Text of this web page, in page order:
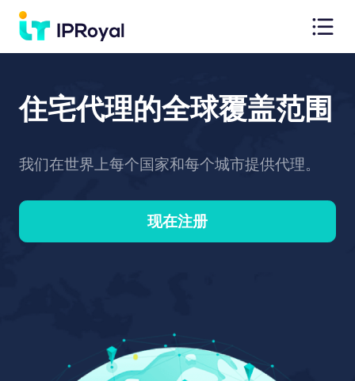
住宅代理的全球覆盖范围
我们在世界上每个国家和每个城市提供代理。
现在注册